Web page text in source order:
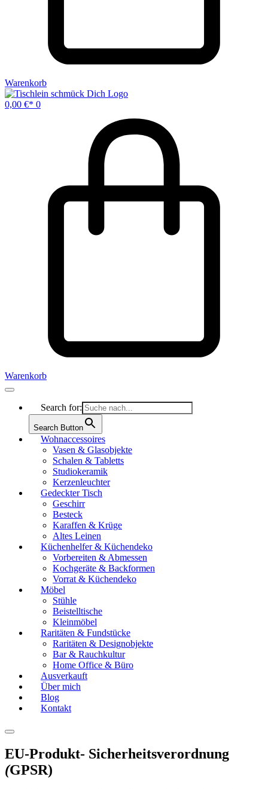
Warenkorb
0,00 € 0
Warenkorb
Search for:
Search Button
Wohnaccessoires
Vasen & Glasobjekte
Schalen & Tabletts
Studiokeramik
Kerzenleuchter
Gedeckter Tisch
Geschirr
Besteck
Karaffen & Krüge
Altes Leinen
Küchenhelfer & Küchendeko
Vorbereiten & Abmessen
Kochgeräte & Backformen
Vorrat & Küchendeko
Möbel
Stühle
Beistelltische
Kleinmöbel
Raritäten & Fundstücke
Raritäten & Designobjekte
Bar & Rauchkultur
Home Office & Büro
Ausverkauft
Über mich
Blog
Kontakt
EU-Produkt- Sicherheitsverordnung
(GPSR)